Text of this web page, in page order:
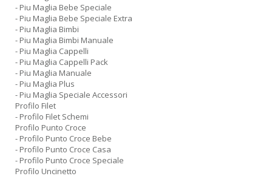
- Piu Maglia Bebe Speciale
- Piu Maglia Bebe Speciale Extra
- Piu Maglia Bimbi
- Piu Maglia Bimbi Manuale
- Piu Maglia Cappelli
- Piu Maglia Cappelli Pack
- Piu Maglia Manuale
- Piu Maglia Plus
- Piu Maglia Speciale Accessori
Profilo Filet
- Profilo Filet Schemi
Profilo Punto Croce
- Profilo Punto Croce Bebe
- Profilo Punto Croce Casa
- Profilo Punto Croce Speciale
Profilo Uncinetto